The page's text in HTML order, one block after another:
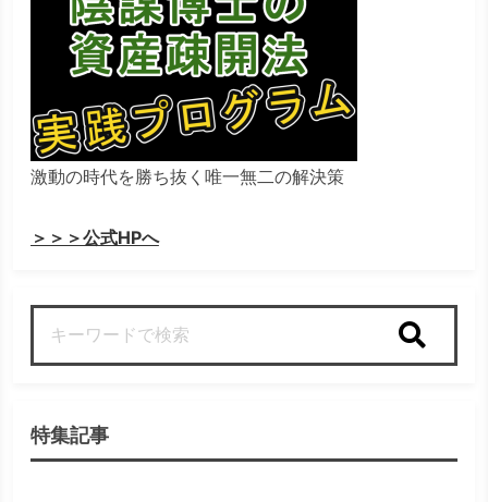
激動の時代を勝ち抜く唯一無二の解決策
＞＞＞公式HPへ
特集記事